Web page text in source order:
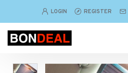
LOGIN REGISTER